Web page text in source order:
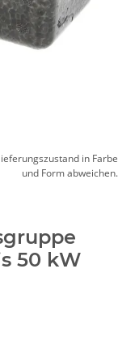
in Farbe
und Form abweichen.
50 kW